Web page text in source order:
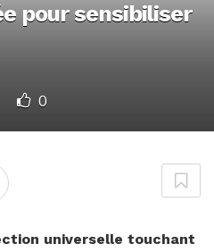
pour sensibiliser
0
universelle touchant